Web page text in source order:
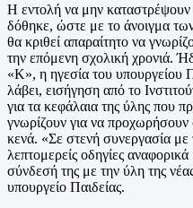
Η εντολή να μην καταστρέψουν
δόθηκε, ώστε με το άνοιγμα
θα κριθεί απαραίτητο να
την επόμενη σχολική χρονιά.
«Κ», η ηγεσία του υπουργείου
λάβει, εισήγηση από το
για τα κεφάλαια της ύλης που
γνωρίζουν για να
κενά. «Σε στενή συνεργασία
λεπτομερείς οδηγίες
σύνδεσή της με την ύλη της
υπουργείο Παιδείας.